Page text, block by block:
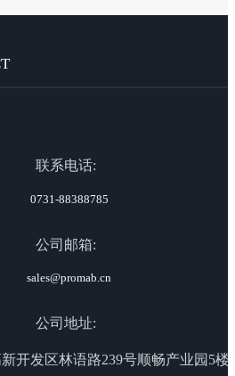
联系电话:
0731-88388785
公司邮箱:
sales@promab.cn
公司地址:
开发区林语路239号顺畅产业园5楼